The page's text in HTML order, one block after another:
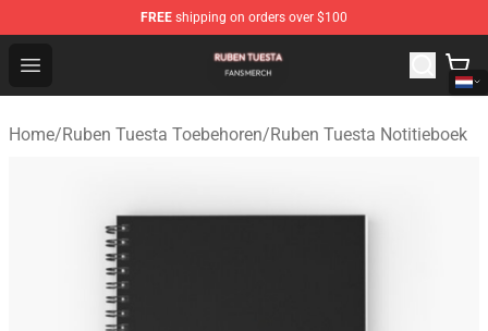
FREE shipping on orders over $100
Open menu
Ruben Tuesta Shop - Official Ruben Tuesta Merchandise
Home/Ruben Tuesta Toebehoren/Ruben Tuesta Notitieboek